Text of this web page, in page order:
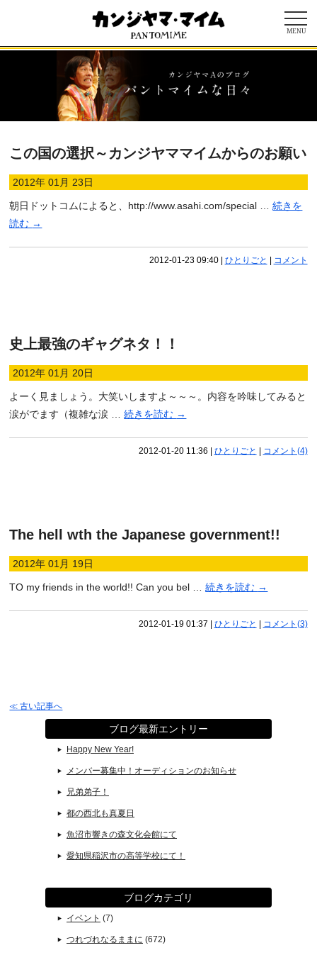
MENU
この国の選択～カンジヤママイムからのお願い
2012年 01月 23日
朝日ドットコムによると、http://www.asahi.com/special …続きを
読む →
2012-01-23 09:40 ひとりごと コメント
史上最強のギャグネタ！！
2012年 01月 20日
よーく見ましょう。大笑いしますよ～～～。内容を吟味してみると
涙がでます（複雑な涙 …続きを読む →
2012-01-20 11:36 ひとりごと コメント(4)
The hell wth the Japanese government!!
2012年 01月 19日
TO my friends in the world!! Can you bel …続きを読む →
2012-01-19 01:37 ひとりごと コメント(3)
≪ 古い記事へ
ブログ最新エントリー
Happy New Year!
メンバー募集中！オーディションのお知らせ
兄弟弟子！
都の西北も真夏日
魚沼市響きの森文化会館にて
愛知県稲沢市の高等学校にて！
ブログカテゴリ
イベント (7)
つれづれなるままに (672)